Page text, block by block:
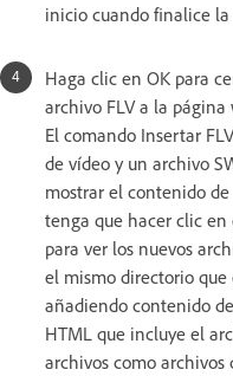
inicio cuando finalice la
Haga clic en OK para
archivo FLV a la página
El comando Insertar
de vídeo y un archivo
mostrar el contenido
tenga que hacer clic
para ver los nuevos
el mismo directorio
añadiendo contenido
HTML que incluye el
archivos como